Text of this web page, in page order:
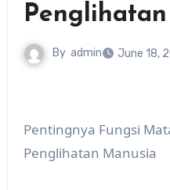
By admin June 18,
Pentingnya Fungsi
Penglihatan Manusia